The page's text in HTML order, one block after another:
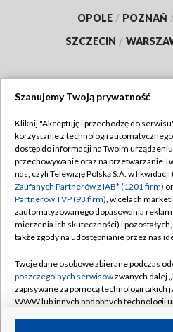
OPOLE / POZNAŃ
SZCZECIN /
TVP
Abonament TVP
Emisja w TVP
Centrum informacji TVP
Naziemna Telewizja Cyfrowa
Rada Programowa
System NOS
Informacje o nadawcy
Polityka
Moje
Szanujemy Twoją prywatność
Kliknij "Akceptuję i przechodzę do
korzystanie z technologii
dostęp do informacji na Twoim
przechowywanie oraz na przetwarzanie
nas, czyli Telewizję Polską S.A. w
Zaufanych Partnerów z IAB* (1201 firm)
Partnerów TVP (93 firm), w celach
zautomatyzowanego dopasowania
mierzenia ich skuteczności) i
także zgody na udostępnianie przez nas
Twoje dane osobowe zbierane podczas
poszczególnych serwisówzwanych dalej
zapisywane za pomocą technologii takich
WWW lub innych podobnych technologii